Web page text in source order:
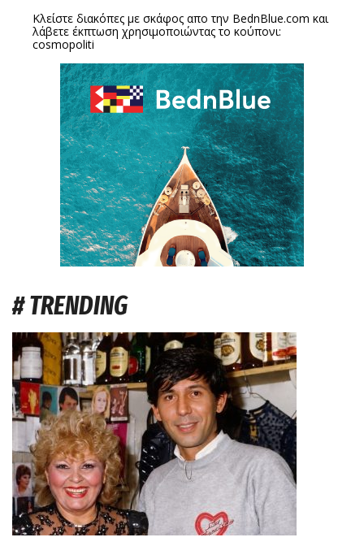
Κλείστε διακόπες με σκάφος απο την BednBlue.com και
λάβετε έκπτωση χρησιμοποιώντας το κούπονι:
cosmopoliti
# TRENDING